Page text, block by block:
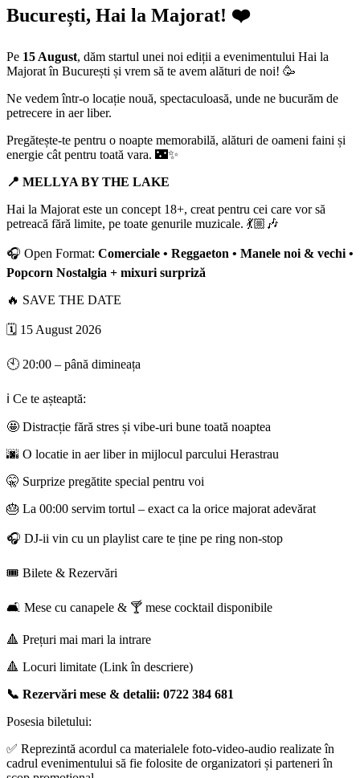
București, Hai la Majorat! ❤️
Pe 15 August, dăm startul unei noi ediții a evenimentului Hai la
Majorat în București și vrem să te avem alături de noi! 🥳
Ne vedem într-o locație nouă, spectaculoasă, unde ne bucurăm de
petrecere in aer liber.
Pregătește-te pentru o noapte memorabilă, alături de oameni faini și
energie cât pentru toată vara. 🌃✨
📍 MELLYA BY THE LAKE
Hai la Majorat este un concept 18+, creat pentru cei care vor să
petreacă fără limite, pe toate genurile muzicale. 💃🏼🎶
🎧 Open Format: Comerciale • Reggaeton • Manele noi & vechi •
Popcorn Nostalgia + mixuri surpriză
🔥 SAVE THE DATE
🗓️ 15 August 2026
🕙 20:00 – până dimineața
ℹ️ Ce te așteaptă:
🤩 Distracție fără stres și vibe-uri bune toată noaptea
🌆 O locatie in aer liber in mijlocul parcului Herastrau
🤫 Surprize pregătite special pentru voi
🎂 La 00:00 servim tortul – exact ca la orice majorat adevărat
🎧 DJ-ii vin cu un playlist care te ține pe ring non-stop
🎟️ Bilete & Rezervări
🛋️ Mese cu canapele & 🍸 mese cocktail disponibile
🔺 Prețuri mai mari la intrare
🔺 Locuri limitate (Link în descriere)
📞 Rezervări mese & detalii: 0722 384 681
Posesia biletului:
✅ Reprezintă acordul ca materialele foto-video-audio realizate în
cadrul evenimentului să fie folosite de organizatori și parteneri în